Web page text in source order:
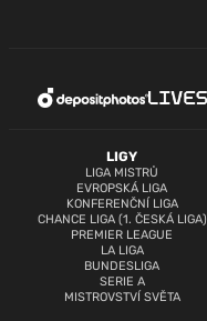
LIGY
LIGA MISTRŮ
EVROPSKÁ LIGA
KONFERENČNÍ LIGA
CHANCE LIGA (1. ČESKÁ LIGA)
PREMIER LEAGUE
LA LIGA
BUNDESLIGA
SERIE A
MISTROVSTVÍ SVĚTA